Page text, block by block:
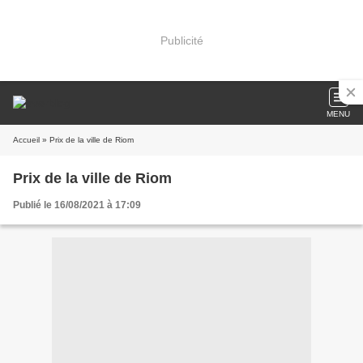
Publicité
MENU
Accueil » Prix de la ville de Riom
Prix de la ville de Riom
Publié le 16/08/2021 à 17:09